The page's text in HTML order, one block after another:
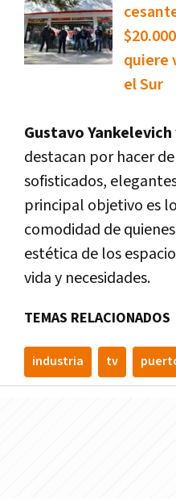
quiere
el Sur
Gustavo
destacan por hacer
sofisticados,
principal objetivo es
comodidad de
estética de los
vida y necesidades.
TEMAS RELACIONADOS
industria tv